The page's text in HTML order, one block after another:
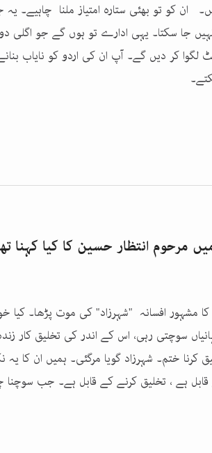
ان کو تو بھئی ستارہ امتیاز ملنا چاہیے۔ یہ
جا سکتا۔ یہی ادارے تو ہوں گے جو اگلی دو
لگوا کر دیں گے۔ آپ ان کی اردو کو نایاب
مرحوم انتظار حسین کا کیا کہنا
مشہور افسانہ "شہرزاد" کی موت پڑھا۔
سوچتی رہی، اس کے اندر کی تخلیق کار
کرنا ختم۔ شہرزاد گویا مرگئی۔ ہمیں ان کا
ہے ، تخلیق کرنے کے قابل ہے۔ جب سوچنا